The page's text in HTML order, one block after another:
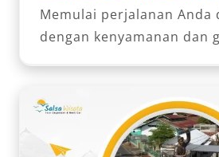
Memulai perjalanan Anda
dengan kenyamanan dan